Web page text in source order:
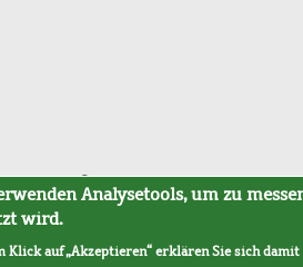
BarrierefreiheitImpressum
Analysetools, um zu
wird.
Klick auf „Akzeptieren“ erklären Sie sich